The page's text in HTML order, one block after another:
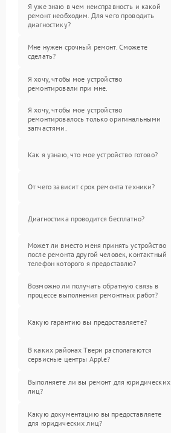
Я уже знаю в чем неисправность и какой
ремонт необходим. Для чего проводить
диагностику?
Мне нужен срочный ремонт. Сможете
сделать?
Я хочу, чтобы мое устройство
ремонтировали при мне.
Я хочу, чтобы мое устройство
ремонтировалось только оригинальными
запчастями.
Как я узнаю, что мое устройство готово?
От чего зависит срок ремонта техники?
Диагностика проводится бесплатно?
Может ли вместо меня принять устройство
после ремонта другой человек, контактный
телефон которого я предоставлю?
Возможно ли получать обратную связь в
процессе выполнения ремонтных работ?
Какую гарантию вы предоставляете?
В каких районах Твери располагаются
сервисные центры Apple?
Выполняете ли вы ремонт для юридических
лиц?
Какую документацию вы предоставляете
для юридических лиц?